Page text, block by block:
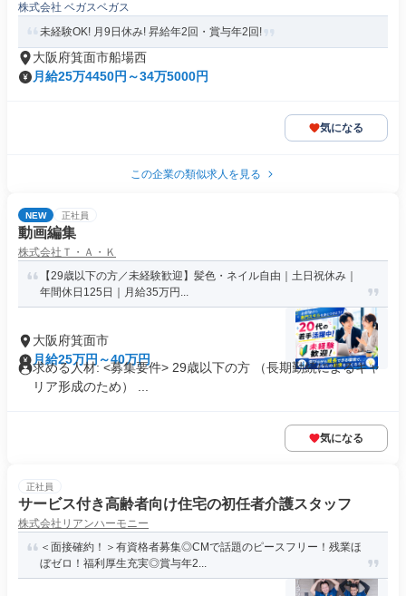
株式会社 ベガスベガス
未経験OK! 月9日休み! 昇給年2回・賞与年2回!
大阪府箕面市船場西
月給25万4450円～34万5000円
気になる
この企業の類似求人を見る
NEW 正社員
動画編集
株式会社Ｔ・Ａ・Ｋ
【29歳以下の方／未経験歓迎】髪色・ネイル自由｜土日祝休み｜
年間休日125日｜月給35万円...
大阪府箕面市
月給25万円～40万円
求める人材: <募集要件> 29歳以下の方 （長期勤続によるキャ
リア形成のため） ...
気になる
正社員
サービス付き高齢者向け住宅の初任者介護スタッフ
株式会社リアンハーモニー
＜面接確約！＞有資格者募集◎CMで話題のピースフリー！残業ほ
ぼゼロ！福利厚生充実◎賞与年2...